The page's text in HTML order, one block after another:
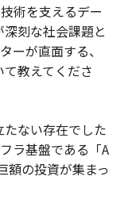
術を支えるデー
刻な社会課題と
ーが直面する、
教えてくださ
たない存在でした
ラ基盤である「A
額の投資が集まっ